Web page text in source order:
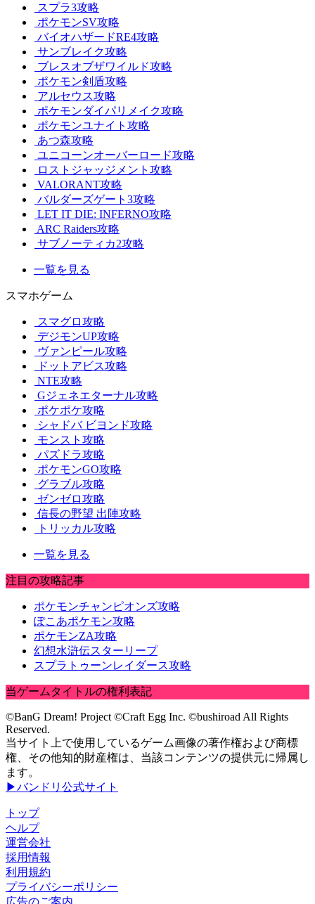
スプラ3攻略
ポケモンSV攻略
バイオハザードRE4攻略
サンブレイク攻略
ブレスオブザワイルド攻略
ポケモン剣盾攻略
アルセウス攻略
ポケモンダイパリメイク攻略
ポケモンユナイト攻略
あつ森攻略
ユニコーンオーバーロード攻略
ロストジャッジメント攻略
VALORANT攻略
バルダーズゲート3攻略
LET IT DIE: INFERNO攻略
ARC Raiders攻略
サブノーティカ2攻略
一覧を見る
スマホゲーム
スマグロ攻略
デジモンUP攻略
ヴァンピール攻略
ドットアビス攻略
NTE攻略
Gジェネエターナル攻略
ポケポケ攻略
シャドバ ビヨンド攻略
モンスト攻略
パズドラ攻略
ポケモンGO攻略
グラブル攻略
ゼンゼロ攻略
信長の野望 出陣攻略
トリッカル攻略
一覧を見る
注目の攻略記事
ポケモンチャンピオンズ攻略
ぽこあポケモン攻略
ポケモンZA攻略
幻想水滸伝スターリープ
スプラトゥーンレイダース攻略
当ゲームタイトルの権利表記
©BanG Dream! Project ©Craft Egg Inc. ©bushiroad All Rights
Reserved.
当サイト上で使用しているゲーム画像の著作権および商標
権、その他知的財産権は、当該コンテンツの提供元に帰属し
ます。
▶バンドリ公式サイト
トップ
ヘルプ
運営会社
採用情報
利用規約
プライバシーポリシー
広告のご案内